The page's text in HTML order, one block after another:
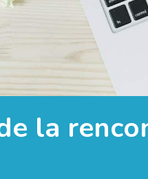
la